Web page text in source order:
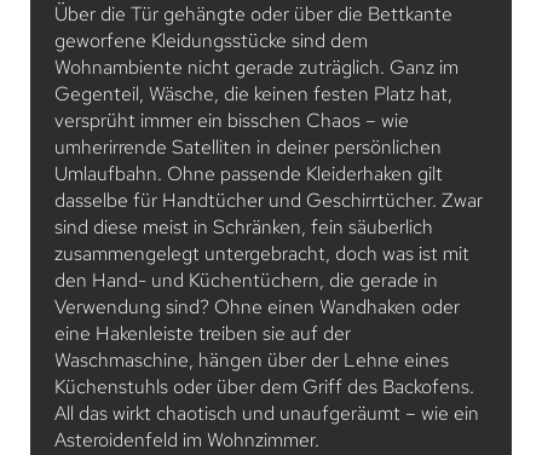
Über die Tür gehängte oder über die Bettkante
geworfene Kleidungsstücke sind dem
Wohnambiente nicht gerade zuträglich. Ganz im
Gegenteil, Wäsche, die keinen festen Platz hat,
versprüht immer ein bisschen Chaos – wie
umherirrende Satelliten in deiner persönlichen
Umlaufbahn. Ohne passende Kleiderhaken gilt
dasselbe für Handtücher und Geschirrtücher. Zwar
sind diese meist in Schränken, fein säuberlich
zusammengelegt untergebracht, doch was ist mit
den Hand- und Küchentüchern, die gerade in
Verwendung sind? Ohne einen Wandhaken oder
eine Hakenleiste treiben sie auf der
Waschmaschine, hängen über der Lehne eines
Küchenstuhls oder über dem Griff des Backofens.
All das wirkt chaotisch und unaufgeräumt – wie ein
Asteroidenfeld im Wohnzimmer.